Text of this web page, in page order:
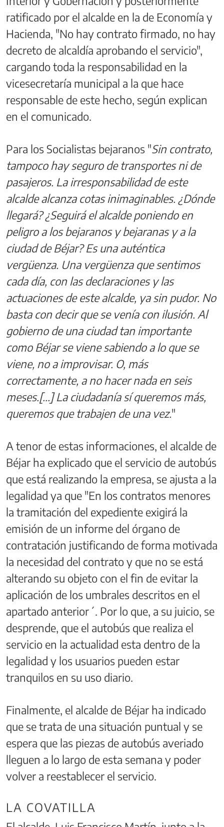
ratificado por el alcalde en la de Economía y
Hacienda, "No hay contrato firmado, no hay
decreto de alcaldía aprobando el servicio",
cargando toda la responsabilidad en la
vicesecretaría municipal a la que hace
responsable de este hecho, según explican
en el comunicado.
Para los Socialistas bejaranos "Sin contrato,
tampoco hay seguro de transportes ni de
pasajeros. La irresponsabilidad de este
alcalde alcanza cotas inimaginables. ¿Dónde
llegará? ¿Seguirá el alcalde poniendo en
peligro a los bejaranos y bejaranas y a la
ciudad de Béjar? Es una auténtica
vergüenza. Una vergüenza que sentimos
cada día, con las declaraciones y las
actuaciones de este alcalde, ya sin pudor. No
basta con decir que se venía con ilusión. Al
gobierno de una ciudad tan importante
como Béjar se viene sabiendo a lo que se
viene, no a improvisar. O, más
correctamente, a no hacer nada en seis
meses.[...] La ciudadanía sí queremos más,
queremos que trabajen de una vez."
A tenor de estas informaciones, el alcalde de
Béjar ha explicado que el servicio de autobús
que está realizando la empresa, se ajusta a la
legalidad ya que "En los contratos menores
la tramitación del expediente exigirá la
emisión de un informe del órgano de
contratación justificando de forma motivada
la necesidad del contrato y que no se está
alterando su objeto con el fin de evitar la
aplicación de los umbrales descritos en el
apartado anterior´. Por lo que, a su juicio, se
desprende, que el autobús que realiza el
servicio en la actualidad esta dentro de la
legalidad y los usuarios pueden estar
tranquilos en su uso diario.
Finalmente, el alcalde de Béjar ha indicado
que se trata de una situación puntual y se
espera que las piezas de autobús averiado
lleguen a lo largo de esta semana y poder
volver a reestablecer el servicio.
LA COVATILLA